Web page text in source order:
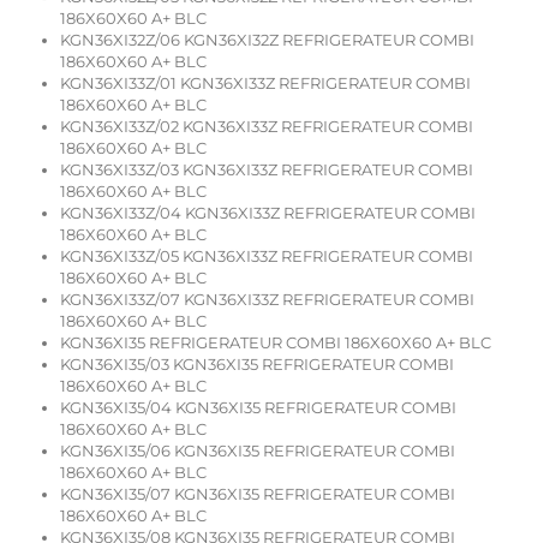
186X60X60 A+ BLC
KGN36XI32Z/06 KGN36XI32Z REFRIGERATEUR COMBI
186X60X60 A+ BLC
KGN36XI33Z/01 KGN36XI33Z REFRIGERATEUR COMBI
186X60X60 A+ BLC
KGN36XI33Z/02 KGN36XI33Z REFRIGERATEUR COMBI
186X60X60 A+ BLC
KGN36XI33Z/03 KGN36XI33Z REFRIGERATEUR COMBI
186X60X60 A+ BLC
KGN36XI33Z/04 KGN36XI33Z REFRIGERATEUR COMBI
186X60X60 A+ BLC
KGN36XI33Z/05 KGN36XI33Z REFRIGERATEUR COMBI
186X60X60 A+ BLC
KGN36XI33Z/07 KGN36XI33Z REFRIGERATEUR COMBI
186X60X60 A+ BLC
KGN36XI35 REFRIGERATEUR COMBI 186X60X60 A+ BLC
KGN36XI35/03 KGN36XI35 REFRIGERATEUR COMBI
186X60X60 A+ BLC
KGN36XI35/04 KGN36XI35 REFRIGERATEUR COMBI
186X60X60 A+ BLC
KGN36XI35/06 KGN36XI35 REFRIGERATEUR COMBI
186X60X60 A+ BLC
KGN36XI35/07 KGN36XI35 REFRIGERATEUR COMBI
186X60X60 A+ BLC
KGN36XI35/08 KGN36XI35 REFRIGERATEUR COMBI